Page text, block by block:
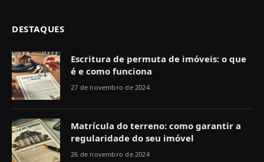
DESTAQUES
Escritura de permuta de imóveis: o que
é e como funciona
27 de novembro de 2024
Matrícula do terreno: como garantir a
regularidade do seu imóvel
26 de novembro de 2024